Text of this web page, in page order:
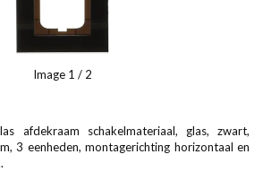
Image 1 / 2
afdekraam schakelmateriaal, glas, zwart,
3 eenheden, montagerichting horizontaal en